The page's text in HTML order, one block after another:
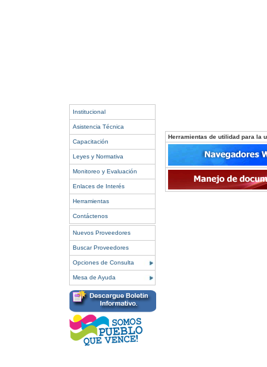
Institucional
Asistencia Técnica
Capacitación
Leyes y Normativa
Monitoreo y Evaluación
Enlaces de Interés
Herramientas
Contáctenos
Nuevos Proveedores
Buscar Proveedores
Opciones de Consulta
Mesa de Ayuda
Herramientas de utilidad para la